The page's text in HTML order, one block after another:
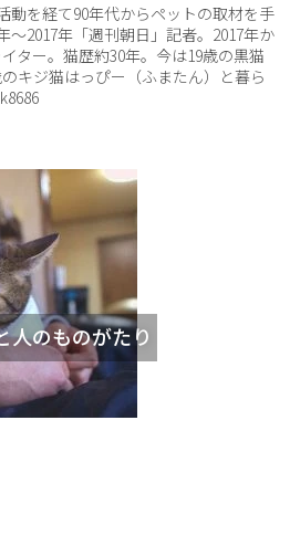
動を経て90年代からペットの取材を手
～2017年「週刊朝日」記者。2017年か
ター。猫歴約30年。今は19歳の黒猫
キジ猫はっぴー（ふまたん）と暮ら
人のものがたり